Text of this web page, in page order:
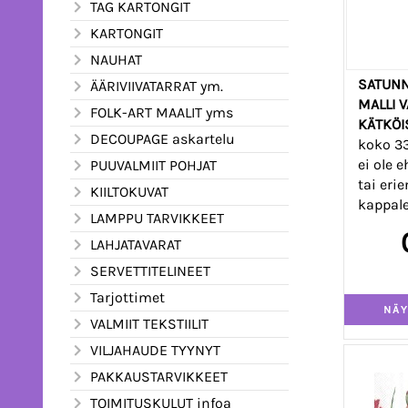
TAG KARTONGIT
KARTONGIT
NAUHAT
ÄÄRIVIIVATARRAT ym.
FOLK-ART MAALIT yms
DECOUPAGE askartelu
PUUVALMIIT POHJAT
KIILTOKUVAT
LAMPPU TARVIKKEET
LAHJATAVARAT
SERVETTITELINEET
Tarjottimet
VALMIIT TEKSTIILIT
VILJAHAUDE TYYNYT
PAKKAUSTARVIKKEET
TOIMITUSKULUT infoa
MALLI
koko
ei ole
tai